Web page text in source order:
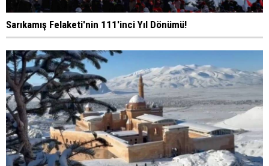
Sarıkamış Felaketi'nin 111'inci Yıl Dönümü!